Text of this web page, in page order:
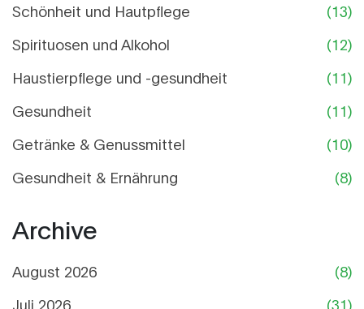
Schönheit und Hautpflege
(13)
Spirituosen und Alkohol
(12)
Haustierpflege und -gesundheit
(11)
Gesundheit
(11)
Getränke & Genussmittel
(10)
Gesundheit & Ernährung
(8)
Archive
August 2026
(8)
Juli 2026
(31)